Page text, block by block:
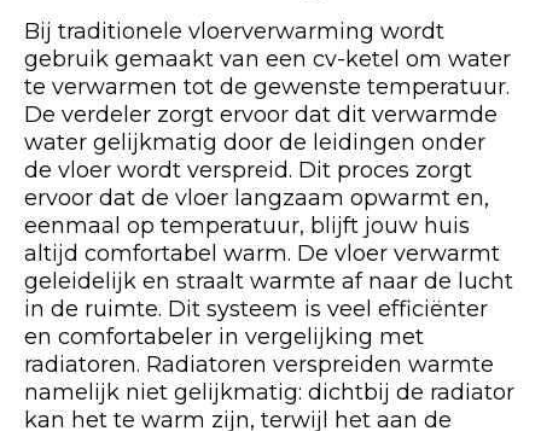
Bij traditionele vloerverwarming wordt
gebruik gemaakt van een cv-ketel om water
te verwarmen tot de gewenste temperatuur.
De verdeler zorgt ervoor dat dit verwarmde
water gelijkmatig door de leidingen onder
de vloer wordt verspreid. Dit proces zorgt
ervoor dat de vloer langzaam opwarmt en,
eenmaal op temperatuur, blijft jouw huis
altijd comfortabel warm. De vloer verwarmt
geleidelijk en straalt warmte af naar de lucht
in de ruimte. Dit systeem is veel efficiënter
en comfortabeler in vergelijking met
radiatoren. Radiatoren verspreiden warmte
namelijk niet gelijkmatig: dichtbij de radiator
kan het te warm zijn, terwijl het aan de